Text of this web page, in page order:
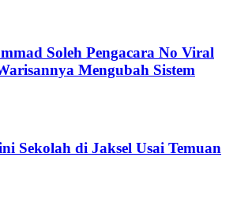
Soleh Pengacara No Viral
Mengubah Sistem
Sekolah di Jaksel Usai Temuan